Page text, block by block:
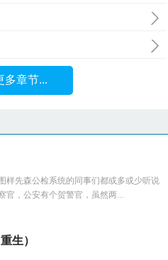
多章节...
样先森公检系统的同事们都或多或少听说
官，公安有个贺警官，虽然两...
生）